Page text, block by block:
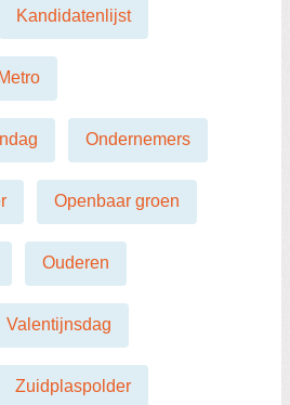
Kandidatenlijst
Metro
Ondernemers
Openbaar groen
Ouderen
Valentijnsdag
Zuidplaspolder